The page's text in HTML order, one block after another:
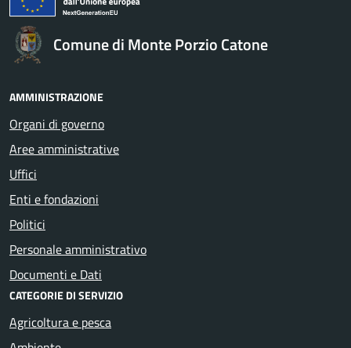
Comune di Monte Porzio Catone
AMMINISTRAZIONE
Organi di governo
Aree amministrative
Uffici
Enti e fondazioni
Politici
Personale amministrativo
Documenti e Dati
CATEGORIE DI SERVIZIO
Agricoltura e pesca